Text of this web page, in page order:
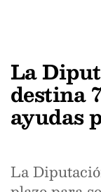
La
destina
ayudas
La